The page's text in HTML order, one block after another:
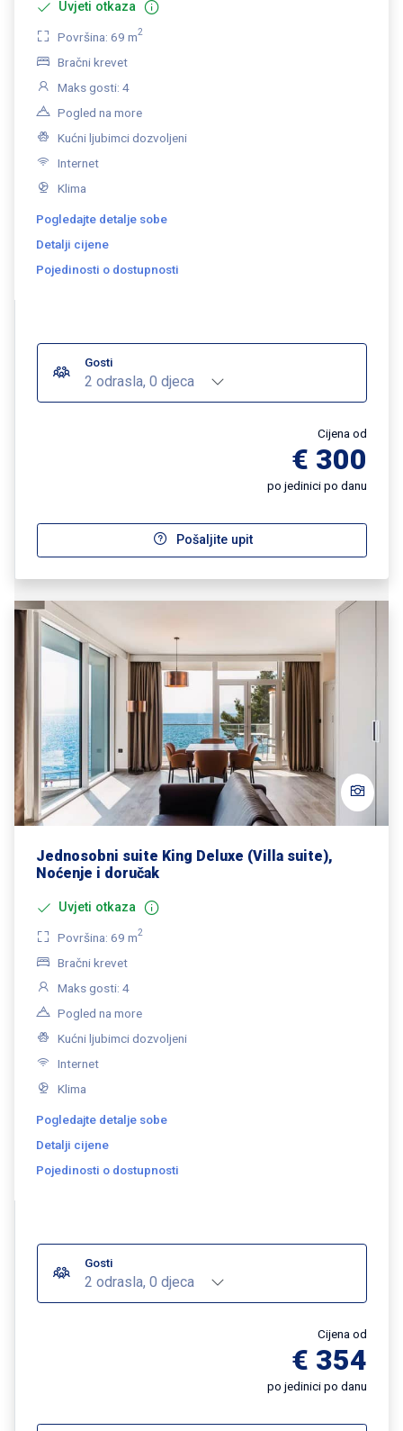
Uvjeti otkaza
Površina: 69 m2
Bračni krevet
Maks gosti: 4
Pogled na more
Kućni ljubimci dozvoljeni
Internet
Klima
Pogledajte detalje sobe
Detalji cijene
Pojedinosti o dostupnosti
Gosti
2 odrasla, 0 djeca
Cijena od
€ 300
po jedinici po danu
Pošaljite upit
Jednosobni suite King Deluxe (Villa suite),
Noćenje i doručak
Uvjeti otkaza
Površina: 69 m2
Bračni krevet
Maks gosti: 4
Pogled na more
Kućni ljubimci dozvoljeni
Internet
Klima
Pogledajte detalje sobe
Detalji cijene
Pojedinosti o dostupnosti
Gosti
2 odrasla, 0 djeca
Cijena od
€ 354
po jedinici po danu